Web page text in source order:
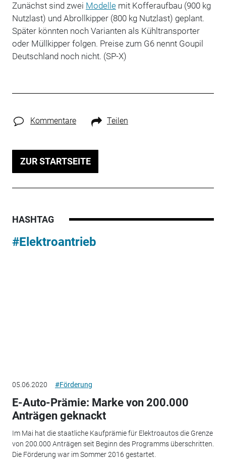
Zunächst sind zwei Modellemit Kofferaufbau (900 kg
Nutzlast) und Abrollkipper (800 kg Nutzlast) geplant.
Später könnten noch Varianten als Kühltransporter
oder Müllkipper folgen. Preise zum G6 nennt Goupil
Deutschland noch nicht. (SP-X)
Kommentare Teilen
ZUR STARTSEITE
HASHTAG
#Elektroantrieb
05.06.2020 #Förderung
E-Auto-Prämie: Marke von 200.000
Anträgen geknackt
Im Mai hat die staatliche Kaufprämie für Elektroautos die Grenze
von 200.000 Anträgen seit Beginn des Programms überschritten.
Die Förderung war im Sommer 2016 gestartet.